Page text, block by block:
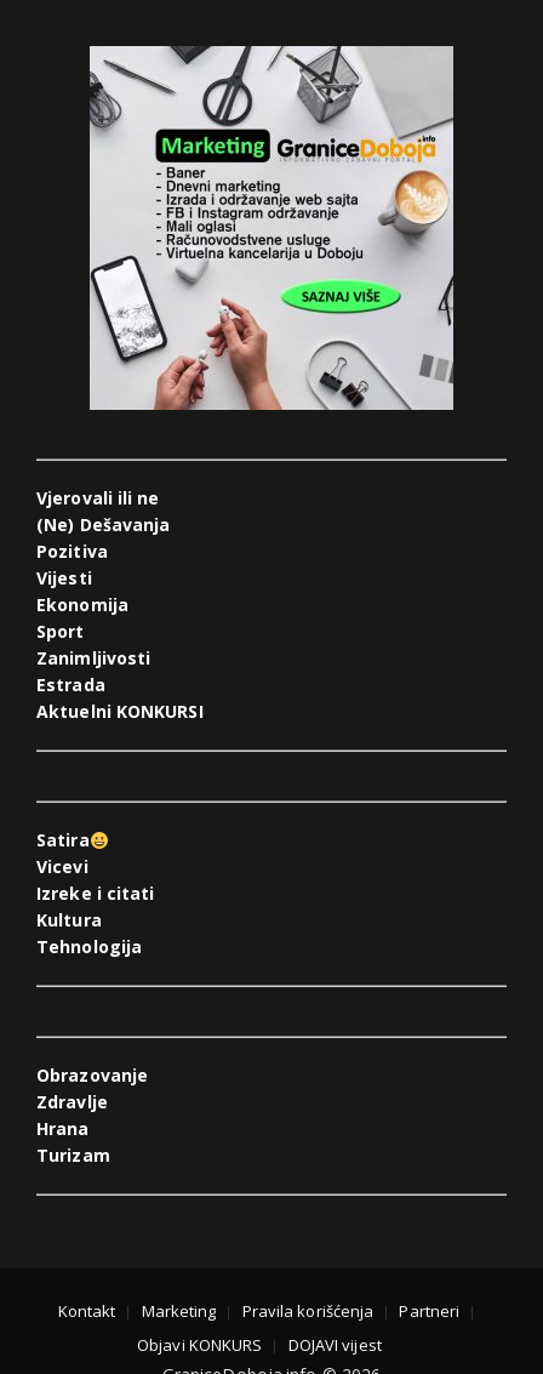
Vjerovali ili ne
(Ne) Dešavanja
Pozitiva
Vijesti
Ekonomija
Sport
Zanimljivosti
Estrada
Aktuelni KONKURSI
Satira
Vicevi
Izreke i citati
Kultura
Tehnologija
Obrazovanje
Zdravlje
Hrana
Turizam
Kontakt Marketing Pravila korišćenja
Partneri
Objavi KONKURS
DOJAVI vijest